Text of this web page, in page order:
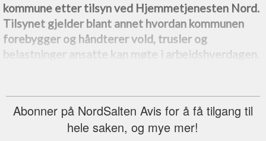
kommune etter tilsyn ved Hjemmetjenesten Nord.
Tilsynet gjelder blant annet hvordan kommunen
forebygger og håndterer vold, trusler og
belastninger ansatte kan møte i arbeidshverdagen.
Abonner på NordSalten Avis for å få tilgang til
hele saken, og mye mer!